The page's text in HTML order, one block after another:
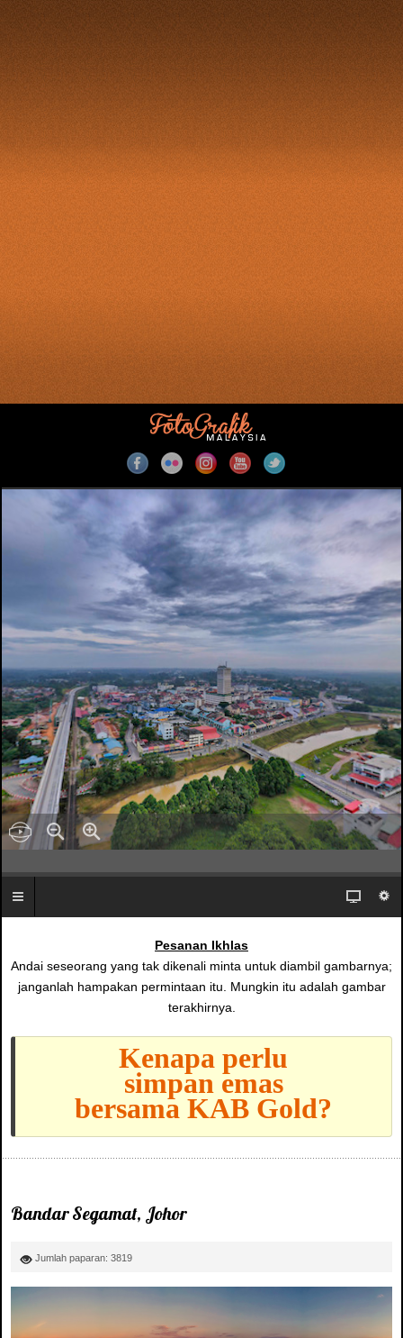
Pesanan Ikhlas
Andai seseorang yang tak dikenali minta untuk diambil gambarnya;
janganlah hampakan permintaan itu. Mungkin itu adalah gambar
terakhirnya.
Kenapa perlu
simpan emas
bersama KAB Gold?
Bandar Segamat, Johor
Jumlah paparan: 3819